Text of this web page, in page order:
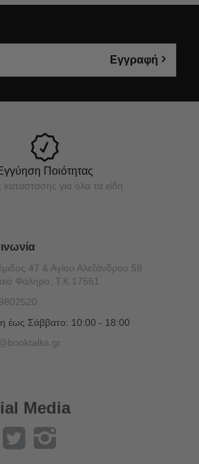
Εγγραφή
Ποιότητας
κατάστασης για όλα τα είδη
47 & Αγίου Αλεξάνδρου 58
Φάληρο, Τ.Κ.17561
έως Σάββατο: 10:00 - 18:00
Media